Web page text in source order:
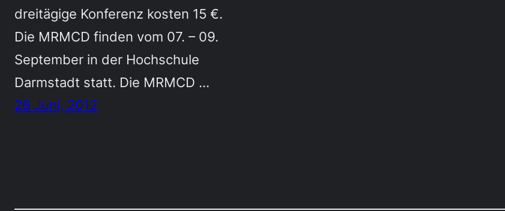
dreitägige Konferenz kosten 15 €.
Die MRMCD finden vom 07. – 09.
September in der Hochschule
Darmstadt statt. Die MRMCD …
26 Juni, 2012